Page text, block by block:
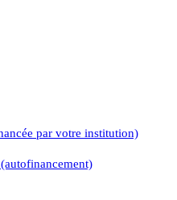
par votre institution)